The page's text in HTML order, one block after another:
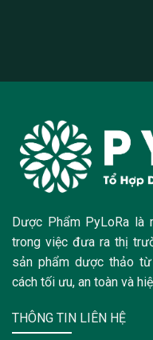
Dược Phẩm PyLoRa là
trong việc đưa ra thị
sản phẩm dược thảo
cách tối ưu, an toàn và
THÔNG TIN LIÊN HỆ